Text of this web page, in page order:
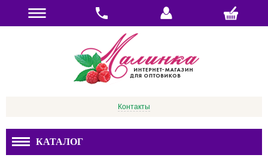
Контакты
КАТАЛОГ